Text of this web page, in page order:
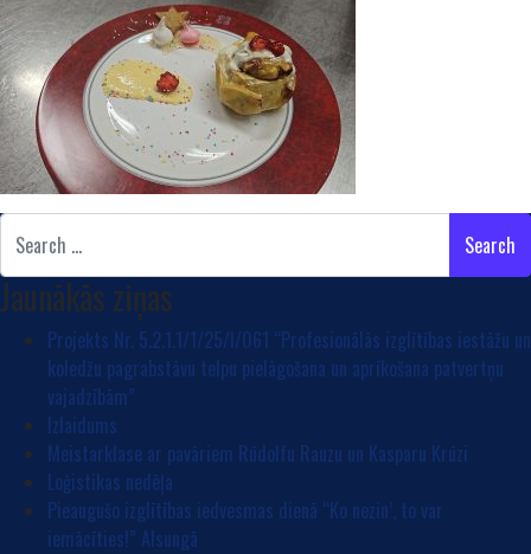
Search
Jaunākās ziņas
Projekts Nr. 5.2.1.1/1/25/I/061 “Profesionālās izglītības iestāžu un
koledžu pagrabstāvu telpu pielāgošana un aprīkošana patvertņu
vajadzībām”
Izlaidums
Meistarklase ar pavāriem Rūdolfu Rauzu un Kasparu Krūzi
Loģistikas nedēļa
Pieaugušo izglītības iedvesmas dienā “Ko nezin’, to var
iemācīties!” Alsungā